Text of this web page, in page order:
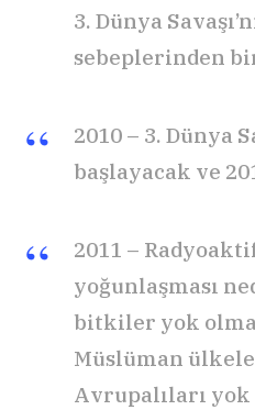
3. Dünya
sebeplerinden
2010 – 3. Dünya
başlayacak ve
2011 –
yoğunlaşması
bitkiler yok olma
Müslüman
Avrupalıları yok